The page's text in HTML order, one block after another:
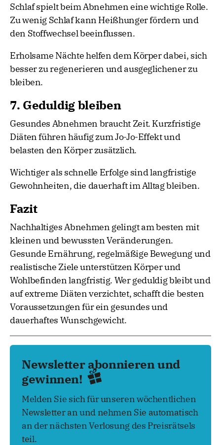
Schlaf spielt beim Abnehmen eine wichtige Rolle.
Zu wenig Schlaf kann Heißhunger fördern und
den Stoffwechsel beeinflussen.
Erholsame Nächte helfen dem Körper dabei, sich
besser zu regenerieren und ausgeglichener zu
bleiben.
7. Geduldig bleiben
Gesundes Abnehmen braucht Zeit. Kurzfristige
Diäten führen häufig zum Jo-Jo-Effekt und
belasten den Körper zusätzlich.
Wichtiger als schnelle Erfolge sind langfristige
Gewohnheiten, die dauerhaft im Alltag bleiben.
Fazit
Nachhaltiges Abnehmen gelingt am besten mit
kleinen und bewussten Veränderungen.
Gesunde Ernährung, regelmäßige Bewegung und
realistische Ziele unterstützen Körper und
Wohlbefinden langfristig. Wer geduldig bleibt und
auf extreme Diäten verzichtet, schafft die besten
Voraussetzungen für ein gesundes und
dauerhaftes Wunschgewicht.
Newsletter abonnieren und
gewinnen!
Melden Sie sich für unseren wöchentlichen
Newsletter an und nehmen Sie automatisch
an der nächsten Verlosung des Preisrätsels
teil.